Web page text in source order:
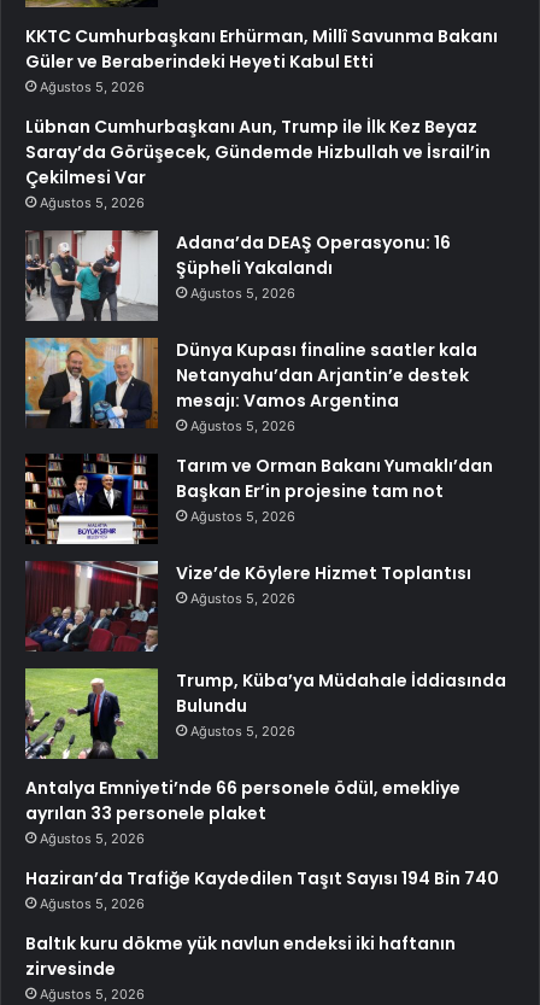
KKTC Cumhurbaşkanı Erhürman, Millî Savunma Bakanı
Güler ve Beraberindeki Heyeti Kabul Etti
Ağustos 5, 2026
Lübnan Cumhurbaşkanı Aun, Trump ile İlk Kez Beyaz
Saray’da Görüşecek, Gündemde Hizbullah ve İsrail’in
Çekilmesi Var
Ağustos 5, 2026
Adana’da DEAŞ Operasyonu: 16
Şüpheli Yakalandı
Ağustos 5, 2026
Dünya Kupası finaline saatler kala
Netanyahu’dan Arjantin’e destek
mesajı: Vamos Argentina
Ağustos 5, 2026
Tarım ve Orman Bakanı Yumaklı’dan
Başkan Er’in projesine tam not
Ağustos 5, 2026
Vize’de Köylere Hizmet Toplantısı
Ağustos 5, 2026
Trump, Küba’ya Müdahale İddiasında
Bulundu
Ağustos 5, 2026
Antalya Emniyeti’nde 66 personele ödül, emekliye
ayrılan 33 personele plaket
Ağustos 5, 2026
Haziran’da Trafiğe Kaydedilen Taşıt Sayısı 194 Bin 740
Ağustos 5, 2026
Baltık kuru dökme yük navlun endeksi iki haftanın
zirvesinde
Ağustos 5, 2026